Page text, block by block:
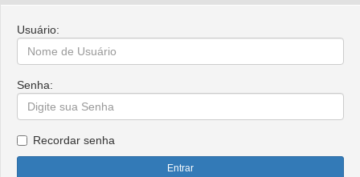
Usuário:
Senha:
Recordar senha